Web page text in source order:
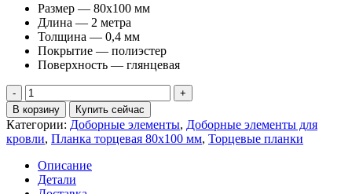
Размер — 80х100 мм
Длина — 2 метра
Толщина — 0,4 мм
Покрытие — полиэстер
Поверхность — глянцевая
Количество
товара
Планка
торцевая
80х100
0,4
ПЭ
с
В корзину Купить сейчас
Категории: Доборные элементы, Доборные элементы для
кровли, Планка торцевая 80х100 мм, Торцевые планки
Описание
Детали